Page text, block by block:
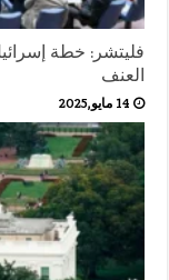
فليتشر: خطة
العنف
14 مايو,2025